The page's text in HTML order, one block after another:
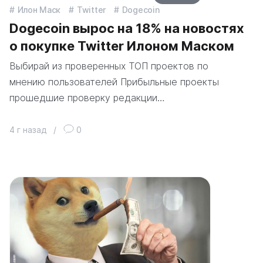
Илон Маск Twitter Dogecoin
Dogecoin вырос на 18% на новостях
о покупке Twitter Илоном Маском
Выбирай из проверенных ТОП проектов по
мнению пользователей Прибыльные проекты
прошедшие проверку редакции…
4 г назад / 0